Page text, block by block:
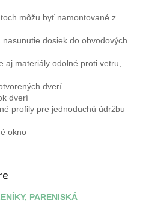
môžu byť namontované z
dosiek do obvodových
aj materiály odolné proti vetru,
dverí
dverí
profily pre jednoduchú údržbu
okno
PARENISKÁ